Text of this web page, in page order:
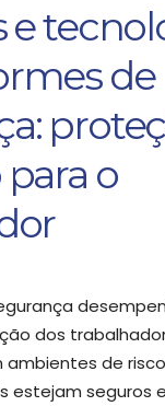
e
de
o
dos
de
estejam seguros